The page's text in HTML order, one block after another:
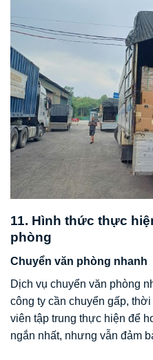
11. Hình thức thực
phòng
Chuyển văn phòng nhanh
Dịch vụ chuyển văn phòng
công ty cần chuyển gấp,
viên tập trung thực hiện để
ngắn nhất, nhưng vẫn đảm